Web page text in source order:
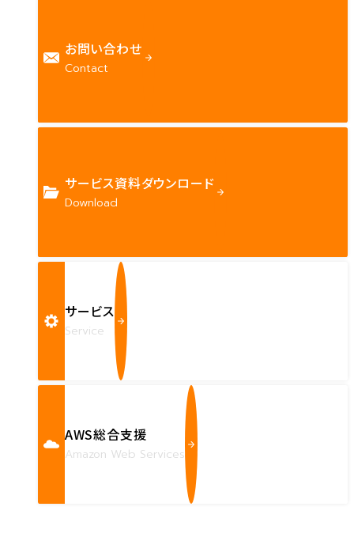
お問い合わせ
Contact
サービス資料ダウンロード
Download
サービス
Service
AWS総合支援
Amazon Web Services